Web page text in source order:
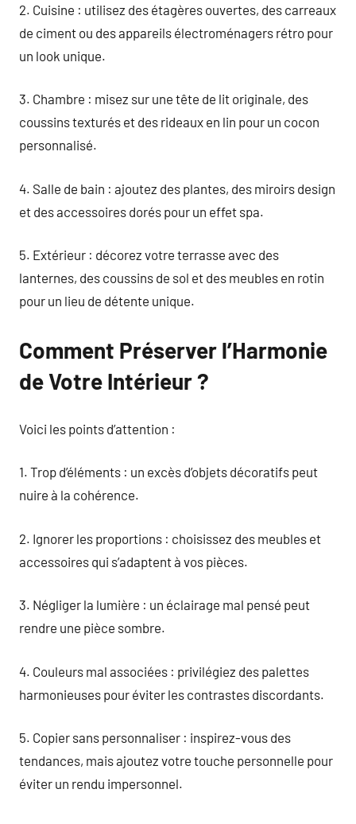
2. Cuisine : utilisez des étagères ouvertes, des carreaux
de ciment ou des appareils électroménagers rétro pour
un look unique.
3. Chambre : misez sur une tête de lit originale, des
coussins texturés et des rideaux en lin pour un cocon
personnalisé.
4. Salle de bain : ajoutez des plantes, des miroirs design
et des accessoires dorés pour un effet spa.
5. Extérieur : décorez votre terrasse avec des
lanternes, des coussins de sol et des meubles en rotin
pour un lieu de détente unique.
Comment Préserver l’Harmonie
de Votre Intérieur ?
Voici les points d’attention :
1. Trop d’éléments : un excès d’objets décoratifs peut
nuire à la cohérence.
2. Ignorer les proportions : choisissez des meubles et
accessoires qui s’adaptent à vos pièces.
3. Négliger la lumière : un éclairage mal pensé peut
rendre une pièce sombre.
4. Couleurs mal associées : privilégiez des palettes
harmonieuses pour éviter les contrastes discordants.
5. Copier sans personnaliser : inspirez-vous des
tendances, mais ajoutez votre touche personnelle pour
éviter un rendu impersonnel.